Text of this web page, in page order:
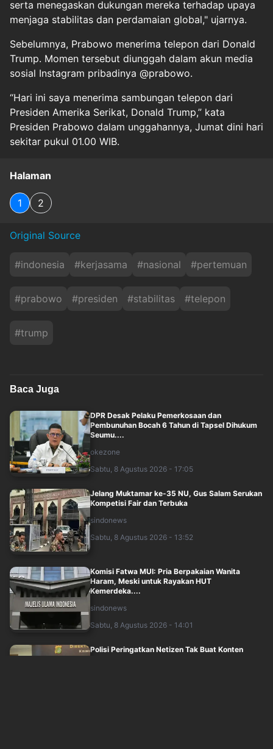
serta menegaskan dukungan mereka terhadap upaya
menjaga stabilitas dan perdamaian global," ujarnya.
Sebelumnya, Prabowo menerima telepon dari Donald
Trump. Momen tersebut diunggah dalam akun media
sosial Instagram pribadinya @prabowo.
“Hari ini saya menerima sambungan telepon dari
Presiden Amerika Serikat, Donald Trump,” kata
Presiden Prabowo dalam unggahannya, Jumat dini hari
sekitar pukul 01.00 WIB.
Halaman
1 2
Original Source
#indonesia #kerjasama #nasional #pertemuan
#prabowo #presiden #stabilitas #telepon
#trump
Baca Juga
DPR Desak Pelaku Pemerkosaan dan
Pembunuhan Bocah 6 Tahun di Tapsel Dihukum
Seumu....
okezone
Sabtu, 8 Agustus 2026 - 17:05
Jelang Muktamar ke-35 NU, Gus Salam Serukan
Kompetisi Fair dan Terbuka
sindonews
Sabtu, 8 Agustus 2026 - 13:52
Komisi Fatwa MUI: Pria Berpakaian Wanita
Haram, Meski untuk Rayakan HUT
Kemerdeka....
sindonews
Sabtu, 8 Agustus 2026 - 14:01
Polisi Peringatkan Netizen Tak Buat Konten
Video Lama untuk Pancing Demo Agustus